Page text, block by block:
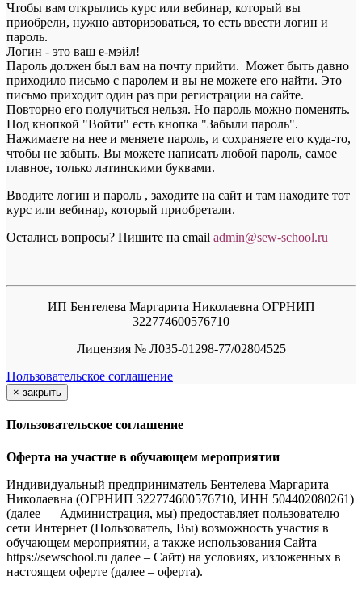
Чтобы вам открылись курс или вебинар, который вы
приобрели, нужно авторизоваться, то есть ввести логин и
пароль.
Логин - это ваш е-мэйл!
Пароль должен был вам на почту прийти. Может быть давно
приходило письмо с паролем и вы не можете его найти. Это
письмо приходит один раз при регистрации на сайте.
Повторно его получиться нельзя. Но пароль можно поменять.
Под кнопкой "Войти" есть кнопка "Забыли пароль".
Нажимаете на нее и меняете пароль, и сохраняете его куда-то,
чтобы не забыть. Вы можете написать любой пароль, самое
главное, только латинскими буквами.
Вводите логин и пароль , заходите на сайт и там находите тот
курс или вебинар, который приобретали.
Остались вопросы? Пишите на email admin@sew-school.ru
ИП Бентелева Маргарита Николаевна ОГРНИП
322774600576710
Лицензия № Л035-01298-77/02804525
Пользовательское соглашение
× закрыть
Пользовательское соглашение
Оферта на участие в обучающем мероприятии
Индивидуальный предприниматель Бентелева Маргарита
Николаевна (ОГРНИП 322774600576710, ИНН 504402080261)
(далее — Администрация, мы) предоставляет пользователю
сети Интернет (Пользователь, Вы) возможность участия в
обучающем мероприятии, а также использования Сайта
https://sewschool.ru далее – Сайт) на условиях, изложенных в
настоящем оферте (далее – оферта).